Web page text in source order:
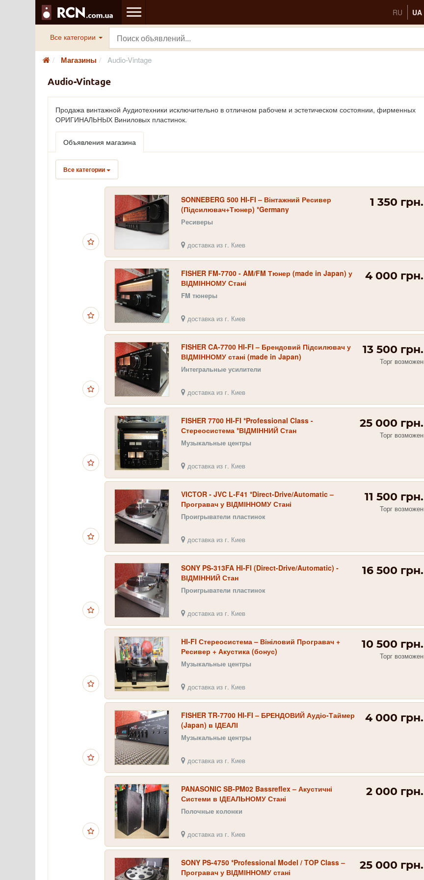
RU UA
Все категории
Магазины Audio-Vintage
Audio-Vintage
Продажа винтажной Аудиотехники исключительно в отличном рабочем и эстетическом состоянии, фирменных
ОРИГИНАЛЬНЫХ Виниловых пластинок.
Объявления магазина
Все категории
SONNEBERG 500 HI-FI – Вінтажний Ресивер
(Підсилювач+Тюнер) *Germany
Ресиверы
доставка из г. Киев
1 350 грн.
FISHER FM-7700 - AM/FM Тюнер (made in Japan) у
ВІДМІННОМУ Стані
FM тюнеры
доставка из г. Киев
4 000 грн.
FISHER CA-7700 HI-FI – Брендовий Підсилювач у
ВІДМІННОМУ стані (made in Japan)
Интегральные усилители
доставка из г. Киев
13 500 грн.
Торг возможен
FISHER 7700 HI-FI *Professional Class -
Стереосистема *ВІДМІННИЙ Стан
Музыкальные центры
доставка из г. Киев
25 000 грн.
Торг возможен
VICTOR - JVC L-F41 *Direct-Drive/Automatic –
Програвач у ВІДМІННОМУ Стані
Проигрыватели пластинок
доставка из г. Киев
11 500 грн.
Торг возможен
SONY PS-313FA HI-FI (Direct-Drive/Automatic) -
ВІДМІННИЙ Стан
Проигрыватели пластинок
доставка из г. Киев
16 500 грн.
HI-FI Стереосистема – Вініловий Програвач +
Ресивер + Акустика (бонус)
Музыкальные центры
доставка из г. Киев
10 500 грн.
Торг возможен
FISHER TR-7700 HI-FI – БРЕНДОВИЙ Аудіо-Таймер
(Japan) в ІДЕАЛІ
Музыкальные центры
доставка из г. Киев
4 000 грн.
PANASONIC SB-PM02 Bassreflex – Акустичні
Системи в ІДЕАЛЬНОМУ Стані
Полочные колонки
доставка из г. Киев
2 000 грн.
SONY PS-4750 *Professional Model / TOP Class –
Програвач у ВІДМІННОМУ стані
25 000 грн.